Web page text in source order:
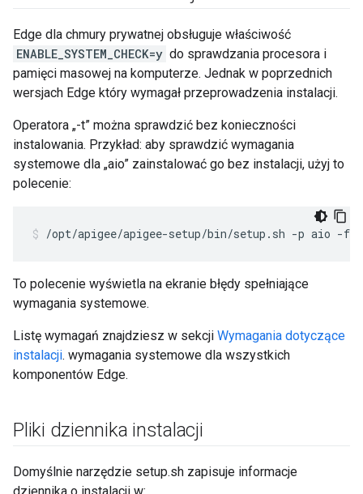
Edge dla chmury prywatnej obsługuje właściwość
ENABLE_SYSTEM_CHECK=y do sprawdzania procesora i
pamięci masowej na komputerze. Jednak w poprzednich
wersjach Edge który wymagał przeprowadzenia instalacji.
Operatora „-t” można sprawdzić bez konieczności
instalowania. Przykład: aby sprawdzić wymagania
systemowe dla „aio” zainstalować go bez instalacji, użyj to
polecenie:
/opt/apigee/apigee-setup/bin/setup.sh -p aio -f
To polecenie wyświetla na ekranie błędy spełniające
wymagania systemowe.
Listę wymagań znajdziesz w sekcji Wymagania dotyczące
instalacji. wymagania systemowe dla wszystkich
komponentów Edge.
Pliki dziennika instalacji
Domyślnie narzędzie setup.sh zapisuje informacje